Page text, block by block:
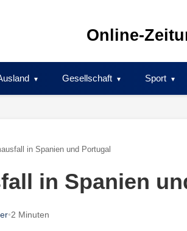
Online-
Gesellschaft Sport
in Spanien und Portugal
in Spanien
•2 Minuten